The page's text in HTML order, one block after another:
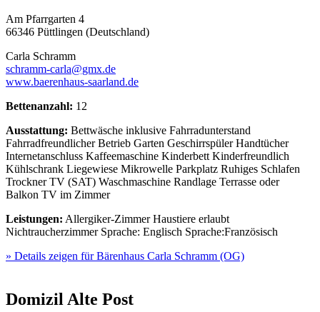
Am Pfarrgarten 4
66346 Püttlingen (Deutschland)
Carla Schramm
schramm-carla@gmx.de
www.baerenhaus-saarland.de
Bettenanzahl: 12
Ausstattung: Bettwäsche inklusive Fahrradunterstand
Fahrradfreundlicher Betrieb Garten Geschirrspüler Handtücher
Internetanschluss Kaffeemaschine Kinderbett Kinderfreundlich
Kühlschrank Liegewiese Mikrowelle Parkplatz Ruhiges Schlafen
Trockner TV (SAT) Waschmaschine Randlage Terrasse oder
Balkon TV im Zimmer
Leistungen: Allergiker-Zimmer Haustiere erlaubt
Nichtraucherzimmer Sprache: Englisch Sprache:Französisch
» Details zeigen für Bärenhaus Carla Schramm (OG)
Domizil Alte Post